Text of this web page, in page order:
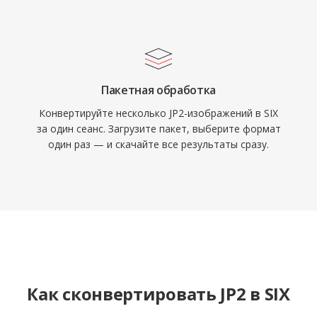
Пакетная обработка
Конвертируйте несколько JP2-изображений в SIX
за один сеанс. Загрузите пакет, выберите формат
один раз — и скачайте все результаты сразу.
Как сконвертировать JP2 в SIX